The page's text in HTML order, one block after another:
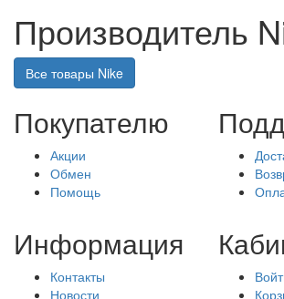
Производитель
Все товары Nike
Покупателю
Акции
Обмен
Помощь
Информация
Контакты
Новости